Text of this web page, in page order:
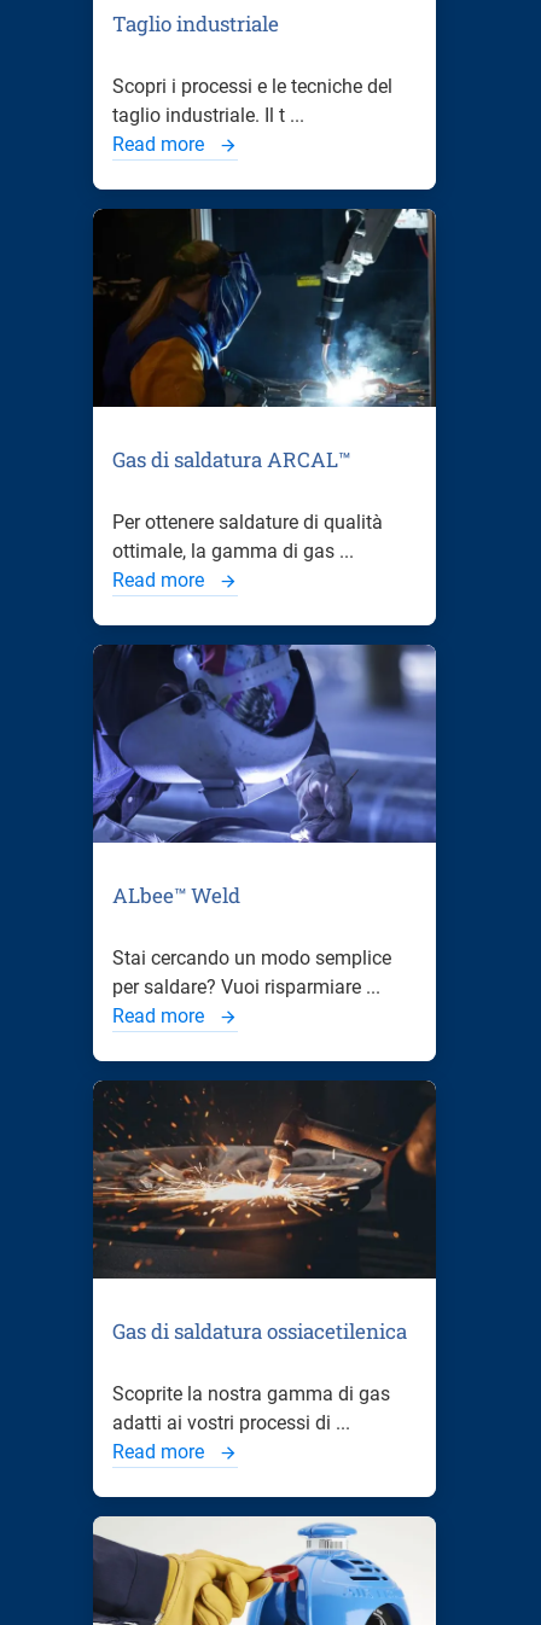
Taglio industriale
Scopri i processi e le tecniche del
taglio industriale. Il t ...
Read more
Gas di saldatura ARCAL™
Per ottenere saldature di qualità
ottimale, la gamma di gas ...
Read more
ALbee™ Weld
Stai cercando un modo semplice
per saldare? Vuoi risparmiare ...
Read more
Gas di saldatura ossiacetilenica
Scoprite la nostra gamma di gas
adatti ai vostri processi di ...
Read more